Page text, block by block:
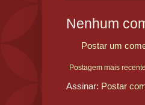
Nenhum
Postar um
Postagem mais recente
Assinar: Postar